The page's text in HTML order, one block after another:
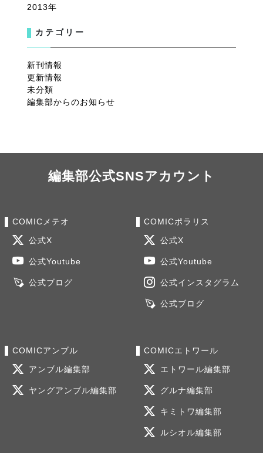
2013
カテゴリー
新刊情報
更新情報
未分類
編集部からのお知らせ
編集部公式SNSアカウント
COMICメテオ
公式X
公式Youtube
公式ブログ
COMICポラリス
公式X
公式Youtube
公式インスタグラム
公式ブログ
COMICアンブル
アンブル編集部
ヤングアンブル編集部
COMICエトワール
エトワール編集部
グルナ編集部
キミトワ編集部
ルシオル編集部